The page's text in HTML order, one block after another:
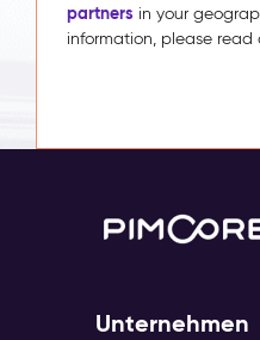
partners in your
information, please read
Unternehmen